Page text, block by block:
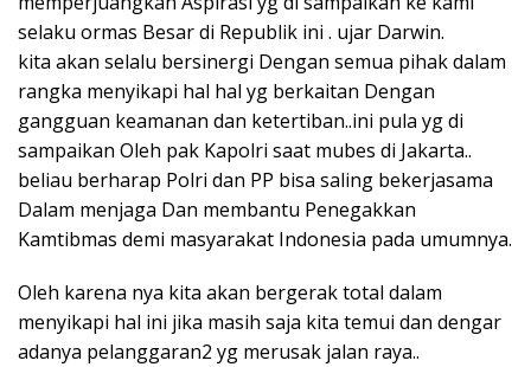
selaku ormas Besar di Republik ini . ujar Darwin.
kita akan selalu bersinergi Dengan semua pihak dalam
rangka menyikapi hal hal yg berkaitan Dengan
gangguan keamanan dan ketertiban..ini pula yg di
sampaikan Oleh pak Kapolri saat mubes di Jakarta..
beliau berharap Polri dan PP bisa saling bekerjasama
Dalam menjaga Dan membantu Penegakkan
Kamtibmas demi masyarakat Indonesia pada umumnya.
Oleh karena nya kita akan bergerak total dalam
menyikapi hal ini jika masih saja kita temui dan dengar
adanya pelanggaran2 yg merusak jalan raya..